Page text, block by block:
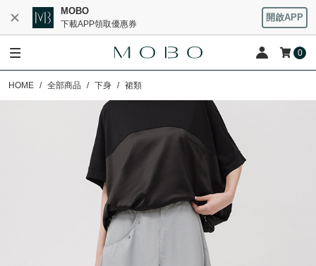
MOBO
下載APP領取優惠券
開啟APP
0
HOME 全部商品 下身 裙類